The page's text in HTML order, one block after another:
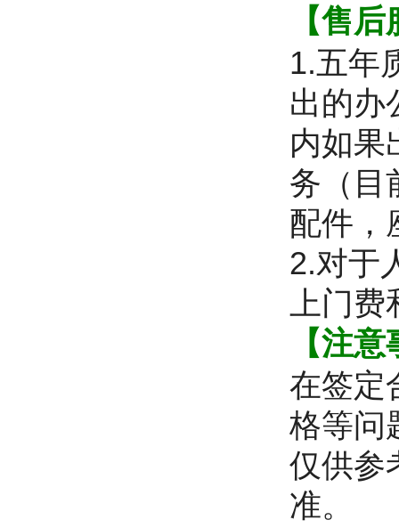
【售
1.五年
出的办
内如果
务（目
配件，
2.对于
上门
【注
在签定
格等问
仅供参
准。